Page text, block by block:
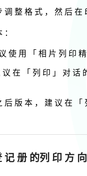
整 格 式 ， 然 后 在
使 用 「 相 片 列 印
在 「 列 印 」 对 话
后 版 本 ， 建 议 在 「
记 册 的列 印 方